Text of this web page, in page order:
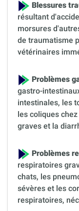
Blessures
résultant
morsures
de traumatisme
vétérinaires
Problèmes
gastro-
intestinales, les
les coliques
graves et la
Problèmes
respiratoires
chats, les
sévères et les
respiratoires,